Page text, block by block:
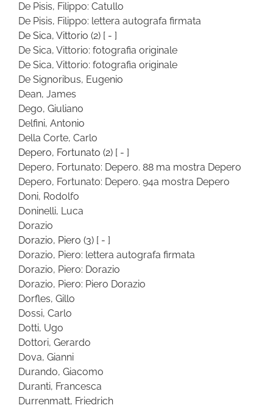
De Pisis, Filippo: Catullo
De Pisis, Filippo: lettera autografa firmata
De Sica, Vittorio (2) [ - ]
De Sica, Vittorio: fotografia originale
De Sica, Vittorio: fotografia originale
De Signoribus, Eugenio
Dean, James
Dego, Giuliano
Delfini, Antonio
Della Corte, Carlo
Depero, Fortunato (2) [ - ]
Depero, Fortunato: Depero. 88 ma mostra Depero
Depero, Fortunato: Depero. 94a mostra Depero
Doni, Rodolfo
Doninelli, Luca
Dorazio
Dorazio, Piero (3) [ - ]
Dorazio, Piero: lettera autografa firmata
Dorazio, Piero: Dorazio
Dorazio, Piero: Piero Dorazio
Dorfles, Gillo
Dossi, Carlo
Dotti, Ugo
Dottori, Gerardo
Dova, Gianni
Durando, Giacomo
Duranti, Francesca
Durrenmatt, Friedrich